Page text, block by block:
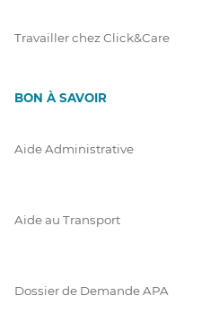
Travailler chez Click&Care
BON À SAVOIR
Aide Administrative
Aide au Transport
Dossier de Demande APA